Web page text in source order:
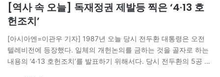
[역사 속 오늘] 독재정권 제발등 찍은 ‘4·13 호
헌조치’
[아시아엔=이관우 기자] 1987년 오늘 당시 전두환 대통령은 오전
텔레비전에 등장했다. 일체의 개헌논의를 금하는 것을 골자로 하는
내용의 ‘4·13 호헌조치’를 발표하기 위해서다. 당시 전두환의 5공 정